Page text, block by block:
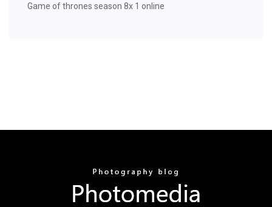
Game of thrones season 8x 1 online